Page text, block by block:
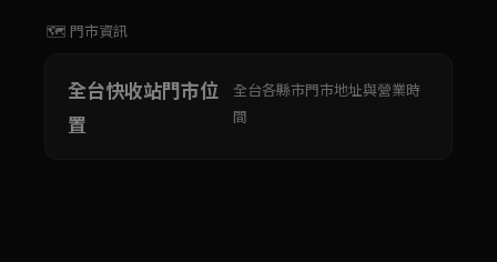
🗺️ 門市資訊
全台快收站門市位
置
全台各縣市門市地址與營業時
間